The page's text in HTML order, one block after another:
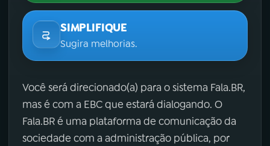
SIMPLIFIQUE
Sugira melhorias.
Você será direcionado(a) para o sistema Fala.BR,
mas é com a EBC que estará dialogando. O
Fala.BR é uma plataforma de comunicação da
sociedade com a administração pública, por